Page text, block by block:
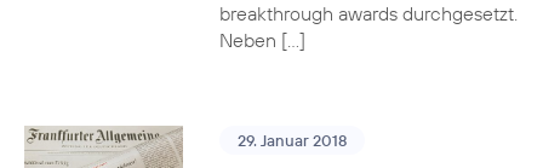
breakthrough awards durchgesetzt.
Neben […]
29. Januar 2018